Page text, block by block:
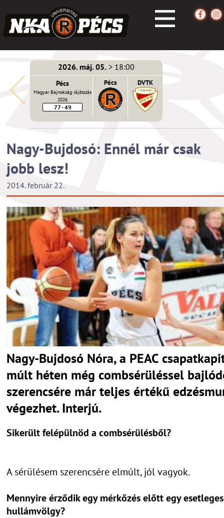
2026. máj. 05. > 18:00
Pécs
Magyar Bajnokság rájátszás
2026
77 - 49
Pécs DVTK
Nagy-Bujdosó: Ennél már csak
jobb lesz!
2014. február 22.
Nagy-Bujdosó Nóra, a PEAC
múlt héten még combsérüléssel
szerencsére már teljes értékű
végezhet. Interjú.
Sikerült felépülnöd a combsérülésből?
A sérülésem szerencsére elmúlt, jól vagyok.
Mennyire érződik egy mérkőzés előtt egy esetleges
hullámvölgy?